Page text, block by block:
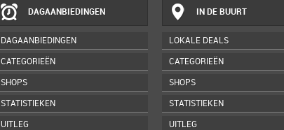
DAGAANBIEDINGEN
DAGAANBIEDINGEN
CATEGORIEËN
SHOPS
STATISTIEKEN
UITLEG
IN DE BUURT
LOKALE DEALS
CATEGORIEËN
SHOPS
STATISTIEKEN
UITLEG